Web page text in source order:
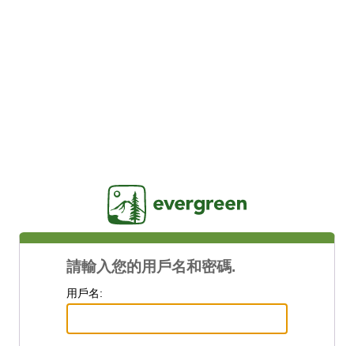
請輸入您的用戶名和密碼.
用戶名: